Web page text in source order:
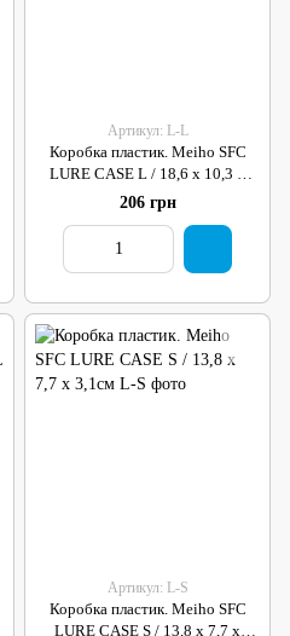
Артикул: L-L
Коробка пластик. Meiho SFC
LURE CASE L / 18,6 х 10,3 х
3,4см
206 грн
Артикул: L-S
Коробка пластик. Meiho SFC
LURE CASE S / 13,8 x 7,7 x